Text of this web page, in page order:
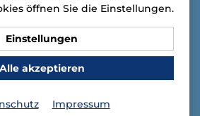
öffnen Sie die Einstellungen.
Einstellungen
Alle akzeptieren
Impressum